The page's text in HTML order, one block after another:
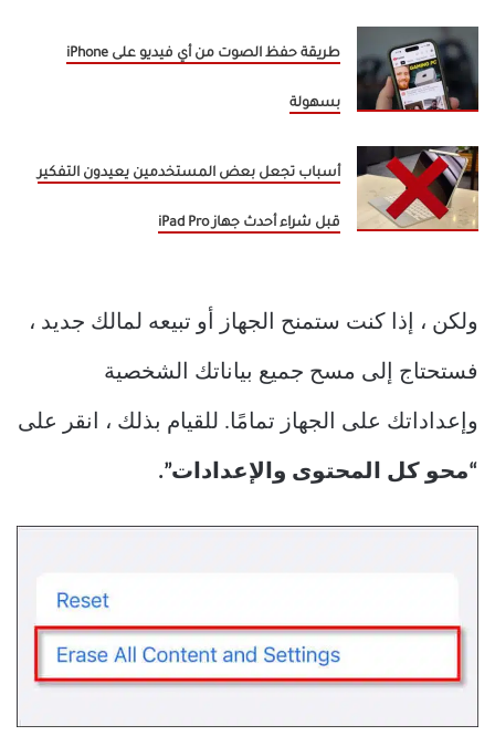
طريقة حفظ الصوت من أي فيديو على iPhone
بسهولة
أسباب تجعل بعض المستخدمين يعيدون التفكير
قبل شراء أحدث جهاز iPad Pro
ولكن ، إذا كنت ستمنح الجهاز أو تبيعه لمالك جديد ،
فستحتاج إلى مسح جميع بياناتك الشخصية
وإعداداتك على الجهاز تمامًا. للقيام بذلك ، انقر على
“محو كل المحتوى والإعدادات”.